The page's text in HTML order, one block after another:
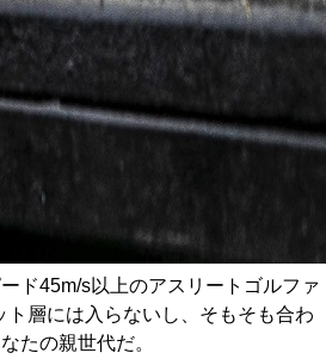
ド45m/s以上のアスリートゴルファ
ト層には入らないし、そもそも合わ
たの親世代だ。